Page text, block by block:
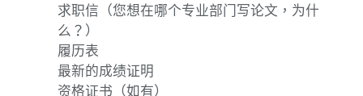
求职信（您想在哪个专业部门写论文，为什
么？）
履历表
最新的成绩证明
资格证书（如有）